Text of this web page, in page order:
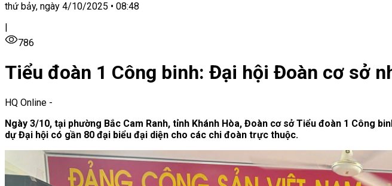
thứ bảy, ngày 4/10/2025 • 08:48
|
786
Tiểu đoàn 1 Công binh: Đại hội Đoàn cơ sở
HQ Online -
Ngày 3/10, tại phường Bắc Cam Ranh, tỉnh Khánh Hòa, Đoàn cơ sở Tiểu đoàn 1 Công
dự Đại hội có gần 80 đại biểu đại diện cho các chi đoàn trực thuộc.